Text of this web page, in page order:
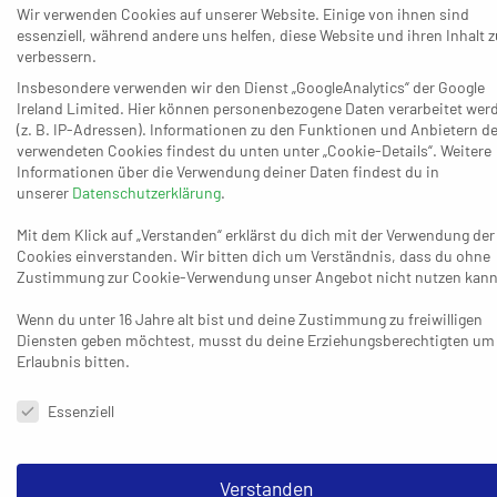
heute die Einstellung nicht. Irgendwie kam da nichts rüber und
von daher ist die Niederlage am Ende verdient. Oppum wollte
Lintorfer vorne, bevor die Gäste der Partie durch einen 6:1-Lauf
zum eigenen 26:22 (52.) die entscheidende Wendung gaben.
Die ersten Punkte im Jahr 2024 sammelte auch der TV
Geistenbeck, der im dritten Anlauf zu einem klaren 31:17-Erfolg
bei der Tschft. St. Tönis kam und als Fünfter (20:14 Punkte) voll
im eigenen Ziel-Korridor liegt. Nach dem 0:4 (6.) zum Start
fanden die Gäste besser in die Partie und lagen beim 7:6 (18.)
erstmals vorne. Vom 9:9 (24.) an bekam der TV die Sache dann
endgültig in den Griff und zog über die Pause hinweg zum 20:13
Schluss-Viertelstunde nur noch zwei Gegentreffer zu und kam
Wir verwenden Cookies auf unserer Website. Einige von ihnen sind
essenziell, während andere uns helfen, diese Website und ihren Inhalt
verbessern.
Insbesondere verwenden wir den Dienst „GoogleAnalytics“ der Google
Ireland Limited. Hier können personenbezogene Daten verarbeitet
(z. B. IP-Adressen). Informationen zu den Funktionen und Anbietern
verwendeten Cookies findest du unten unter „Cookie-Details“. Weitere
Informationen über die Verwendung deiner Daten findest du in
unserer Datenschutzerklärung.
Mit dem Klick auf „Verstanden“ erklärst du dich mit der Verwendung der
Cookies einverstanden. Wir bitten dich um Verständnis, dass du ohne
Zustimmung zur Cookie-Verwendung unser Angebot nicht nutzen
Wenn du unter 16 Jahre alt bist und deine Zustimmung zu freiwilligen
Diensten geben möchtest, musst du deine Erziehungsberechtigten um
Erlaubnis bitten.
Datenschutzeinstellungen & Nutzungsbedingungen
Essenziell
Verstanden